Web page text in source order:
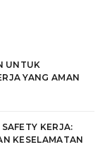
UNTUK
YANG AMAN
KERJA:
KESELAMATAN